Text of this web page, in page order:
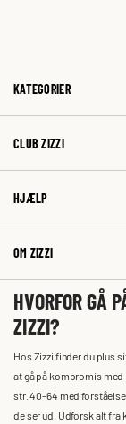
KATEGORIER
CLUB ZIZZI
HJÆLP
OM ZIZZI
HVORFOR GÅ
ZIZZI?
Hos Zizzi finder du plus
at gå på kompromis
str. 40-64 med
de ser ud. Udforsk alt